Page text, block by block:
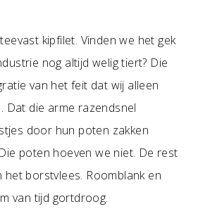
kipfilet. Vinden we het gek
nog altijd welig tiert? Die
van het feit dat wij alleen
Dat die arme razendsnel
door hun poten zakken
poten hoeven we niet. De rest
het borstvlees. Roomblank en
van tijd gortdroog.